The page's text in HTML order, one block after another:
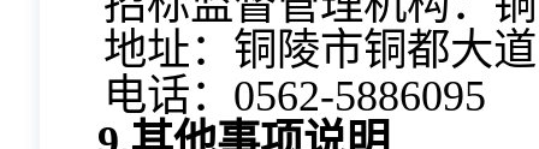
地址：铜陵市铜都大
电话：0562-5886095